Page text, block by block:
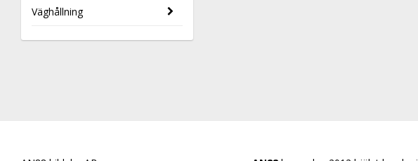
Väghållning